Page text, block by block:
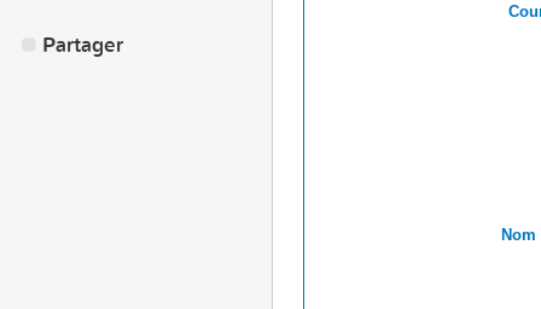
Nom
Partager